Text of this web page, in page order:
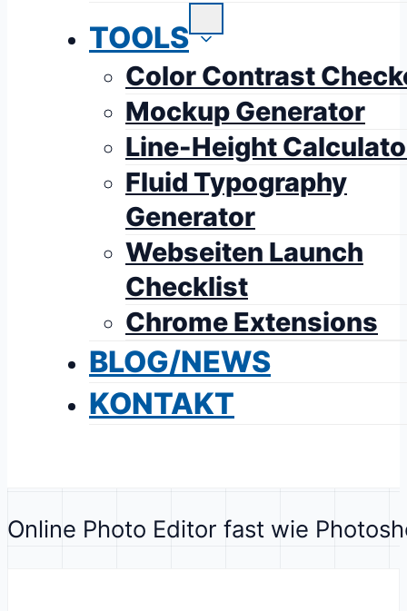
TOOLS
Color Contrast
Mockup Generator
Line-Height
Fluid Typography
Generator
Webseiten Launch
Checklist
Chrome Extensions
BLOG/NEWS
KONTAKT
Online Photo Editor fast wie